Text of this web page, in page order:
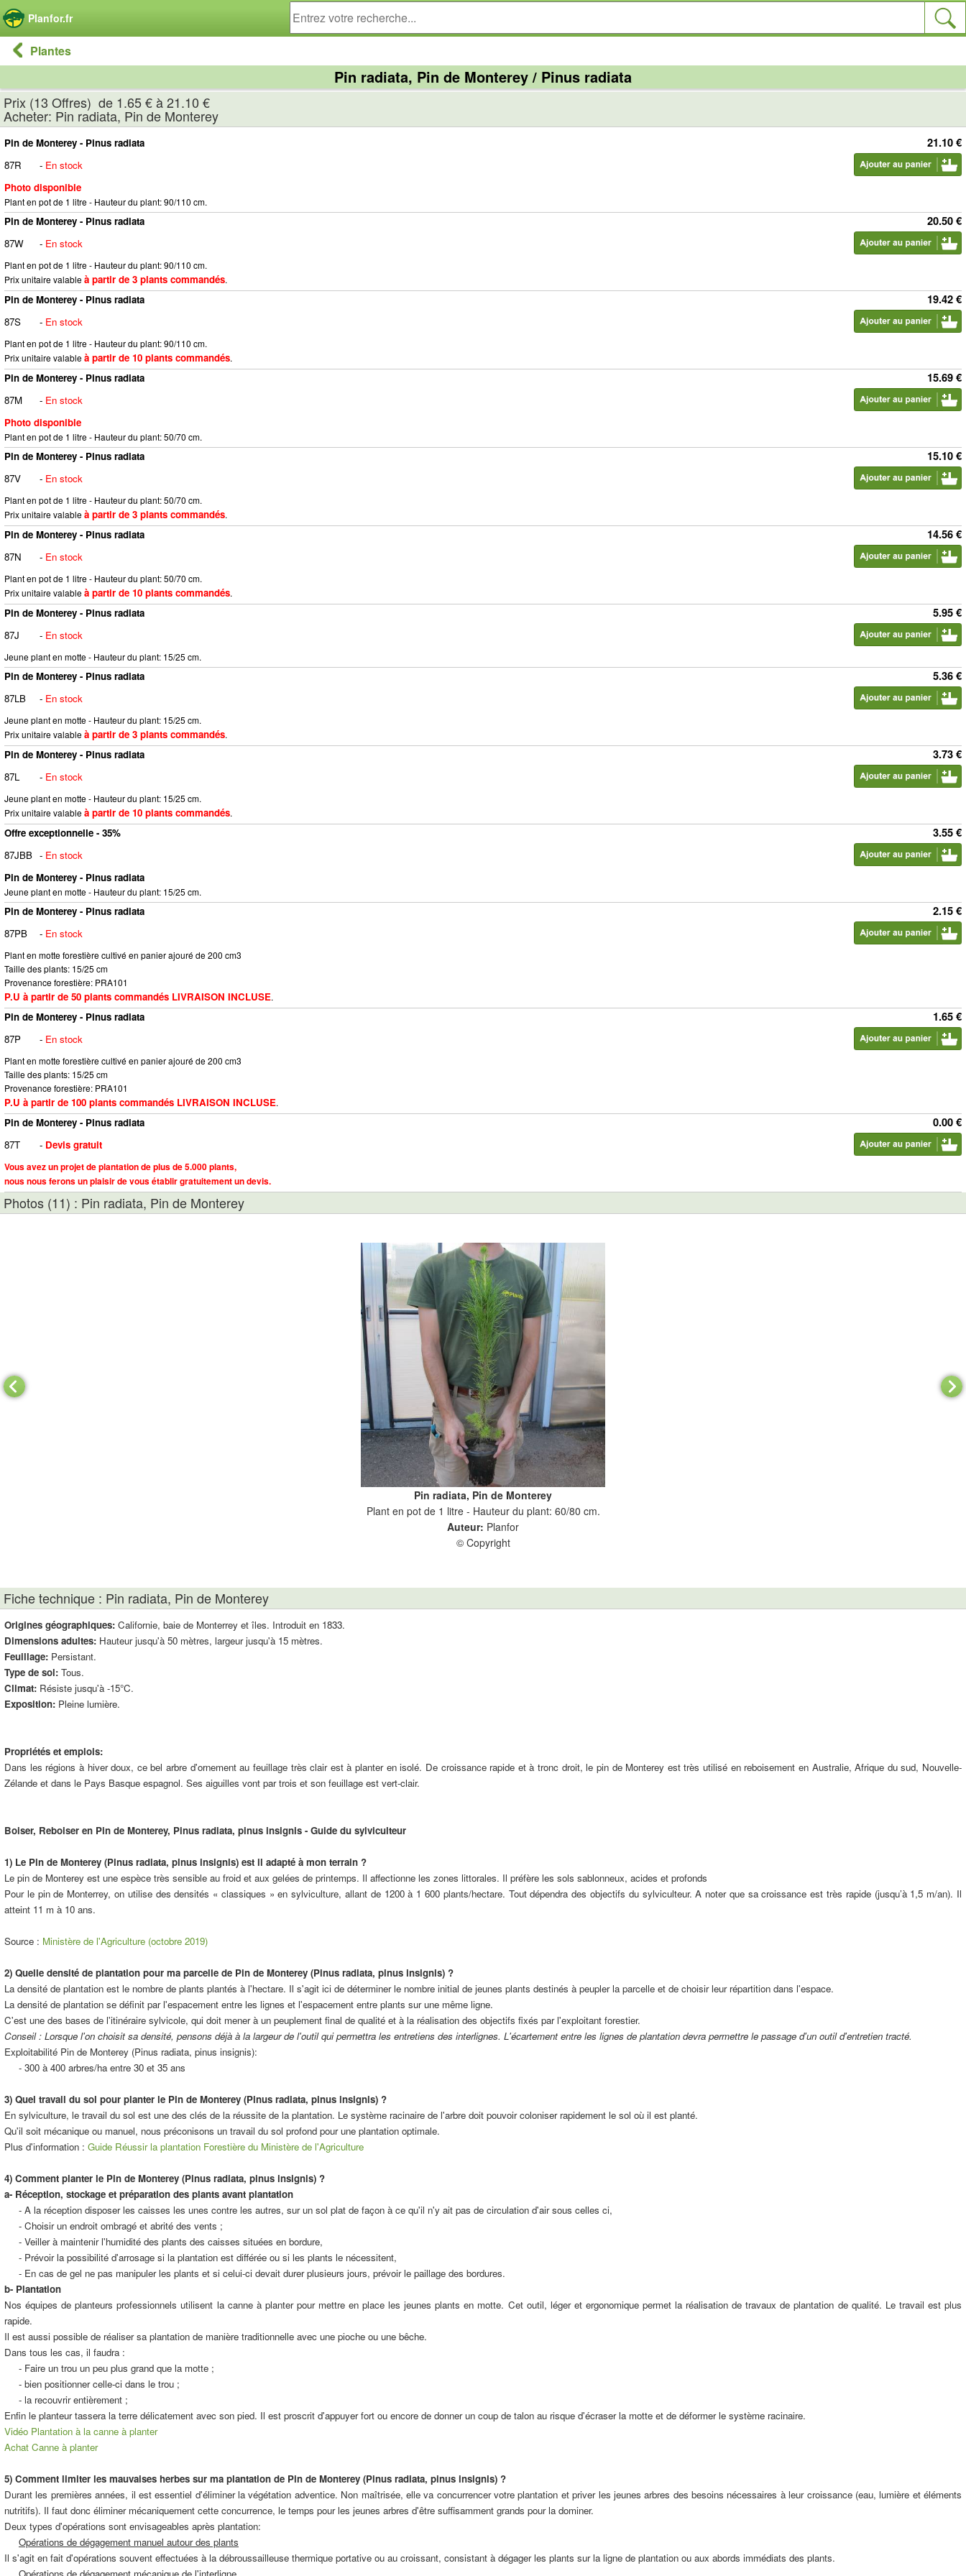
Planfor.fr
Plantes
Pin radiata, Pin de Monterey / Pinus radiata
Prix (13 Offres) de 1.65 € à 21.10 €
Acheter: Pin radiata, Pin de Monterey
21.10 €
Pin de Monterey - Pinus radiata
87R
- En stock
Photo disponible
Plant en pot de 1 litre - Hauteur du plant: 90/110 cm.
20.50 €
Pin de Monterey - Pinus radiata
87W
- En stock
Plant en pot de 1 litre - Hauteur du plant: 90/110 cm.
Prix unitaire valableà partir de 3 plants commandés.
19.42 €
Pin de Monterey - Pinus radiata
87S
- En stock
Plant en pot de 1 litre - Hauteur du plant: 90/110 cm.
Prix unitaire valableà partir de 10 plants commandés.
15.69 €
Pin de Monterey - Pinus radiata
87M
- En stock
Photo disponible
Plant en pot de 1 litre - Hauteur du plant: 50/70 cm.
15.10 €
Pin de Monterey - Pinus radiata
87V
- En stock
Plant en pot de 1 litre - Hauteur du plant: 50/70 cm.
Prix unitaire valableà partir de 3 plants commandés.
14.56 €
Pin de Monterey - Pinus radiata
87N
- En stock
Plant en pot de 1 litre - Hauteur du plant: 50/70 cm.
Prix unitaire valableà partir de 10 plants commandés.
5.95 €
Pin de Monterey - Pinus radiata
87J
- En stock
Jeune plant en motte - Hauteur du plant: 15/25 cm.
5.36 €
Pin de Monterey - Pinus radiata
87LB
- En stock
Jeune plant en motte - Hauteur du plant: 15/25 cm.
Prix unitaire valableà partir de 3 plants commandés.
3.73 €
Pin de Monterey - Pinus radiata
87L
- En stock
Jeune plant en motte - Hauteur du plant: 15/25 cm.
Prix unitaire valableà partir de 10 plants commandés.
3.55 €
Offre exceptionnelle - 35%
87JBB - En stock
Pin de Monterey - Pinus radiata
Jeune plant en motte - Hauteur du plant: 15/25 cm.
2.15 €
Pin de Monterey - Pinus radiata
87PB
- En stock
Plant en motte forestière cultivé en panier ajouré de 200 cm3
Taille des plants: 15/25 cm
Provenance forestière: PRA101
P.U à partir de 50 plants commandés LIVRAISON INCLUSE.
1.65 €
Pin de Monterey - Pinus radiata
87P
- En stock
Plant en motte forestière cultivé en panier ajouré de 200 cm3
Taille des plants: 15/25 cm
Provenance forestière: PRA101
P.U à partir de 100 plants commandés LIVRAISON INCLUSE.
0.00 €
Pin de Monterey - Pinus radiata
87T
- Devis gratuit
Vous avez un projet de plantation de plus de 5.000 plants,
nous nous ferons un plaisir de vous établir gratuitement un devis.
Photos (11) : Pin radiata, Pin de Monterey
Pin radiata, Pin de Monterey
Plant en pot de 1 litre - Hauteur du plant: 60/80 cm.
Auteur: Planfor
© Copyright
Fiche technique : Pin radiata, Pin de Monterey
Origines géographiques: Californie, baie de Monterrey et îles. Introduit en 1833.
Dimensions adultes: Hauteur jusqu'à 50 mètres, largeur jusqu'à 15 mètres.
Feuillage: Persistant.
Type de sol: Tous.
Climat: Résiste jusqu'à -15°C.
Exposition: Pleine lumière.
Propriétés et emplois:
Dans les régions à hiver doux, ce bel arbre d'ornement au feuillage très clair est à planter en isolé. De croissance rapide et à tronc droit, le pin de Monterey est très utilisé en reboisement en Australie, Afrique du sud, Nouvelle-
Zélande et dans le Pays Basque espagnol. Ses aiguilles vont par trois et son feuillage est vert-clair.
Boiser, Reboiser en Pin de Monterey, Pinus radiata, pinus insignis - Guide du sylviculteur
1) Le Pin de Monterey (Pinus radiata, pinus insignis) est il adapté à mon terrain ?
Le pin de Monterey est une espèce très sensible au froid et aux gelées de printemps. Il affectionne les zones littorales. Il préfère les sols sablonneux, acides et profonds
Pour le pin de Monterrey, on utilise des densités « classiques » en sylviculture, allant de 1200 à 1 600 plants/hectare. Tout dépendra des objectifs du sylviculteur. A noter que sa croissance est très rapide (jusqu’à 1,5 m/an). Il
atteint 11 m à 10 ans.
Source : Ministère de l'Agriculture (octobre 2019)
2) Quelle densité de plantation pour ma parcelle de Pin de Monterey (Pinus radiata, pinus insignis) ?
La densité de plantation est le nombre de plants plantés à l'hectare. Il s'agit ici de déterminer le nombre initial de jeunes plants destinés à peupler la parcelle et de choisir leur répartition dans l'espace.
La densité de plantation se définit par l'espacement entre les lignes et l'espacement entre plants sur une même ligne.
C'est une des bases de l'itinéraire sylvicole, qui doit mener à un peuplement final de qualité et à la réalisation des objectifs fixés par l'exploitant forestier.
Conseil : Lorsque l'on choisit sa densité, pensons déjà à la largeur de l'outil qui permettra les entretiens des interlignes. L'écartement entre les lignes de plantation devra permettre le passage d'un outil d'entretien tracté.
Exploitabilité Pin de Monterey (Pinus radiata, pinus insignis):
- 300 à 400 arbres/ha entre 30 et 35 ans
3) Quel travail du sol pour planter le Pin de Monterey (Pinus radiata, pinus insignis) ?
En sylviculture, le travail du sol est une des clés de la réussite de la plantation. Le système racinaire de l'arbre doit pouvoir coloniser rapidement le sol où il est planté.
Qu'il soit mécanique ou manuel, nous préconisons un travail du sol profond pour une plantation optimale.
Plus d'information : Guide Réussir la plantation Forestière du Ministère de l'Agriculture
4) Comment planter le Pin de Monterey (Pinus radiata, pinus insignis) ?
a- Réception, stockage et préparation des plants avant plantation
- A la réception disposer les caisses les unes contre les autres, sur un sol plat de façon à ce qu'il n'y ait pas de circulation d'air sous celles ci,
- Choisir un endroit ombragé et abrité des vents ;
- Veiller à maintenir l'humidité des plants des caisses situées en bordure,
- Prévoir la possibilité d'arrosage si la plantation est différée ou si les plants le nécessitent,
- En cas de gel ne pas manipuler les plants et si celui-ci devait durer plusieurs jours, prévoir le paillage des bordures.
b- Plantation
Nos équipes de planteurs professionnels utilisent la canne à planter pour mettre en place les jeunes plants en motte. Cet outil, léger et ergonomique permet la réalisation de travaux de plantation de qualité. Le travail est plus
rapide.
Il est aussi possible de réaliser sa plantation de manière traditionnelle avec une pioche ou une bêche.
Dans tous les cas, il faudra :
- Faire un trou un peu plus grand que la motte ;
- bien positionner celle-ci dans le trou ;
- la recouvrir entièrement ;
Enfin le planteur tassera la terre délicatement avec son pied. Il est proscrit d'appuyer fort ou encore de donner un coup de talon au risque d'écraser la motte et de déformer le système racinaire.
Vidéo Plantation à la canne à planter
Achat Canne à planter
5) Comment limiter les mauvaises herbes sur ma plantation de Pin de Monterey (Pinus radiata, pinus insignis) ?
Durant les premières années, il est essentiel d'éliminer la végétation adventice. Non maîtrisée, elle va concurrencer votre plantation et priver les jeunes arbres des besoins nécessaires à leur croissance (eau, lumière et éléments
nutritifs). Il faut donc éliminer mécaniquement cette concurrence, le temps pour les jeunes arbres d'être suffisamment grands pour la dominer.
Deux types d'opérations sont envisageables après plantation:
Opérations de dégagement manuel autour des plants
Il s'agit en fait d'opérations souvent effectuées à la débroussailleuse thermique portative ou au croissant, consistant à dégager les plants sur la ligne de plantation ou aux abords immédiats des plants.
Panneau de gestion des cookies